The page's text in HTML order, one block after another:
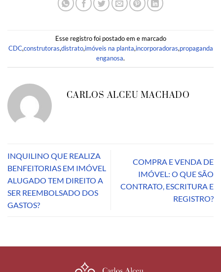
Esse registro foi postado em e marcado
CDC,construtoras,distrato,imóveis na planta,incorporadoras,propaganda
enganosa.
CARLOS ALCEU MACHADO
INQUILINO QUE REALIZA
BENFEITORIAS EM IMÓVEL
ALUGADO TEM DIREITO A
SER REEMBOLSADO DOS
GASTOS?
COMPRA E VENDA DE
IMÓVEL: O QUE SÃO
CONTRATO, ESCRITURA E
REGISTRO?